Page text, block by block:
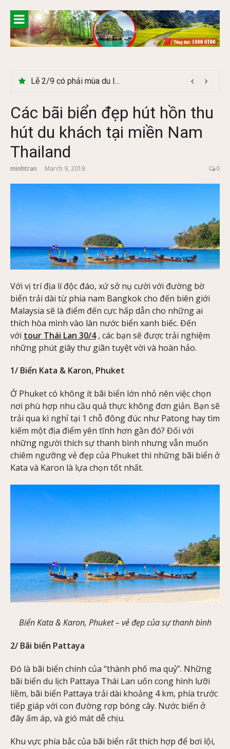
content
Lễ 2/9 có phải mùa du lịch Hà Giang đẹp không?
Các bãi biển đẹp hút hồn thu
hút du khách tại miền Nam
Thailand
minhtran March 9, 2018 0
Với vị trí địa lí độc đáo, xứ sở nụ cười với đường bờ
biển trải dài từ phía nam Bangkok cho đến biên giới
Malaysia sẽ là điểm đến cực hấp dẫn cho những ai
thích hòa mình vào làn nước biển xanh biếc. Đến
với tour Thái Lan 30/4 , các bạn sẽ được trải nghiệm
những phút giây thư giãn tuyệt vời và hoàn hảo.
1/ Biển Kata & Karon, Phuket
Ở Phuket có không ít bãi biển lớn nhỏ nên việc chọn
nơi phù hợp nhu cầu quả thực không đơn giản. Bạn sẽ
trải qua kì nghỉ tại 1 chỗ đông đúc như Patong hay tìm
kiếm một địa điểm yên tĩnh hơn gần đó? Đối với
những người thích sự thanh bình nhưng vẫn muốn
chiêm ngưỡng vẻ đẹp của Phuket thì những bãi biển ở
Kata và Karon là lựa chọn tốt nhất.
Biển Kata & Karon, Phuket – vẻ đẹp của sự thanh bình
2/ Bãi biển Pattaya
Đó là bãi biển chính của “thành phố ma quỷ”. Những
bãi biển du lịch Pattaya Thái Lan uốn cong hình lưỡi
liềm, bãi biển Pattaya trải dài khoảng 4 km, phía trước
tiếp giáp với con đường rợp bóng cây. Nước biển ở
đây ấm áp, và gió mát dễ chịu.
Khu vực phía bắc của bãi biển rất thích hợp để bơi lội,